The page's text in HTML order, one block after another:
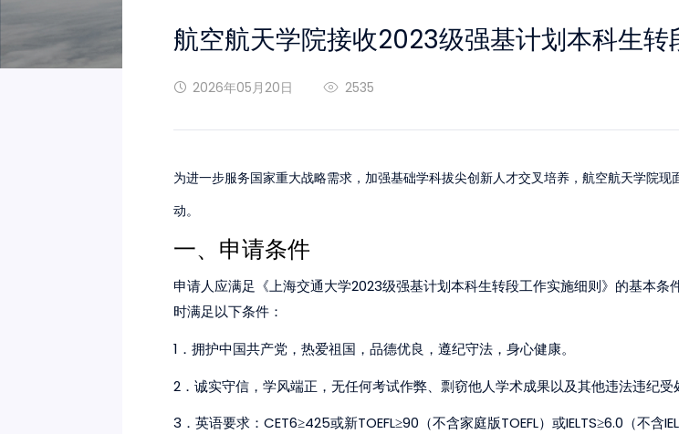
航空航天学院接收2023级强基计划本科生转
2026年05月20日 2535
为进一步服务国家重大战略需求，加强基础学科拔尖创新人才交叉培养，航空航天学院现
动。
一、申请条件
申请人应满足《上海交通大学2023级强基计划本科生转段工作实施细则》的基本条
时满足以下条件：
1 ．拥护中国共产党，热爱祖国，品德优良，遵纪守法，身心健康。
2 ．诚实守信，学风端正，无任何考试作弊、剽窃他人学术成果以及其他违法违纪受
3 ．英语要求：CET6≥425或新TOEFL≥90 （不含家庭版TOEFL）或IELTS≥6.0 （不含